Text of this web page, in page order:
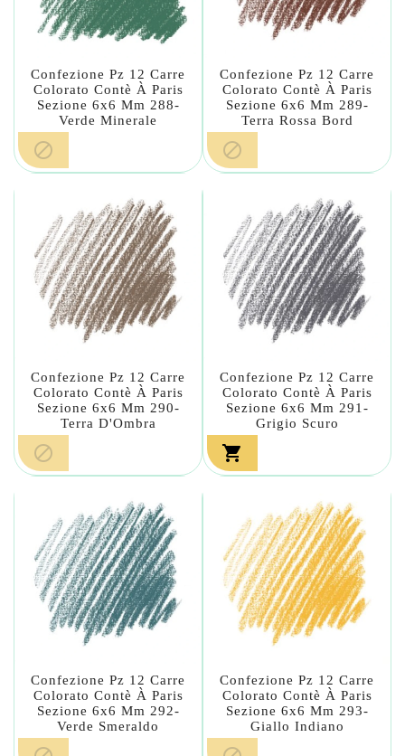
Confezione Pz 12 Carre
Colorato Contè À Paris
Sezione 6x6 Mm 288-
Verde Minerale

Confezione Pz 12 Carre
Colorato Contè À Paris
Sezione 6x6 Mm 289-
Terra Rossa Bord

Confezione Pz 12 Carre
Colorato Contè À Paris
Sezione 6x6 Mm 290-
Terra D'Ombra

Confezione Pz 12 Carre
Colorato Contè À Paris
Sezione 6x6 Mm 291-
Grigio Scuro

Confezione Pz 12 Carre
Colorato Contè À Paris
Sezione 6x6 Mm 292-
Verde Smeraldo
Confezione Pz 12 Carre
Colorato Contè À Paris
Sezione 6x6 Mm 293-
Giallo Indiano